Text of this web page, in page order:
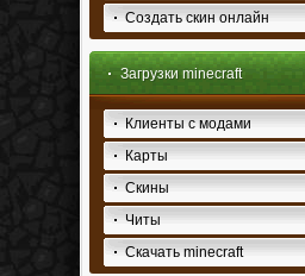
Создать скин онлайн
Загрузки minecraft
Клиенты с модами
Карты
Скины
Читы
Скачать minecraft